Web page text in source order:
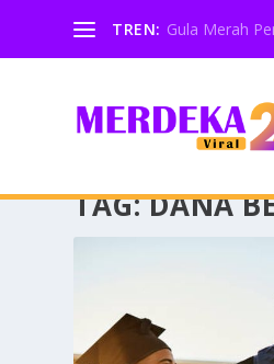
TREN: Gula Merah
TAG:DANA